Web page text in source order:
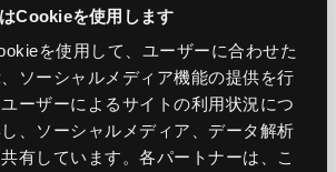
Cookieを使用します
を使用して、ユーザーに合わせた
ソーシャルメディア機能の提供を行
ーザーによるサイトの利用状況につ
、ソーシャルメディア、データ解析
有しています。各パートナーは、こ
created with
.
Service for Prometheus
in all regions where